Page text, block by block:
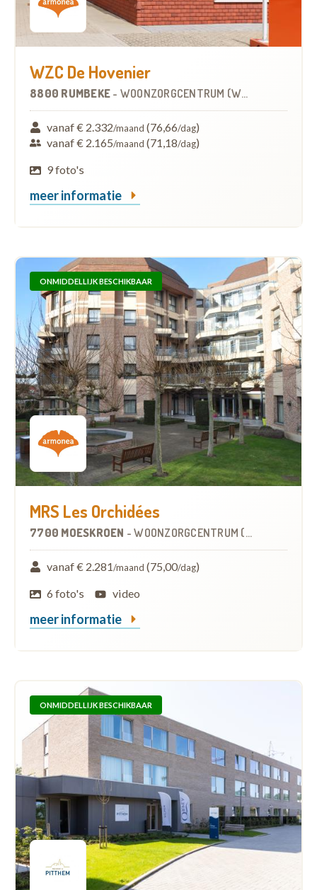
WZC De Hovenier
8800 RUMBEKE - WOONZORGCENTRUM (WZC)
vanaf € 2.332/maand (76,66/dag)
vanaf € 2.165/maand (71,18/dag)
9 foto's
meer informatie
ONMIDDELLIJK BESCHIKBAAR
MRS Les Orchidées
7700 MOESKROEN -WOONZORGCENTRUM (WZC)
vanaf € 2.281/maand (75,00/dag)
6 foto's
video
meer informatie
ONMIDDELLIJK BESCHIKBAAR